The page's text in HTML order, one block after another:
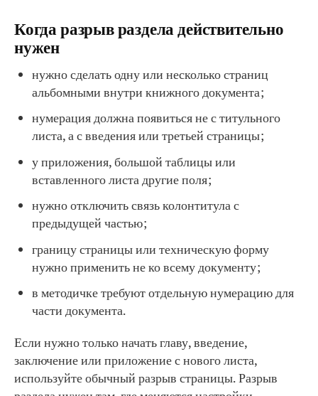
Когда разрыв раздела действительно
нужен
нужно сделать одну или несколько страниц
альбомными внутри книжного документа;
нумерация должна появиться не с титульного
листа, а с введения или третьей страницы;
у приложения, большой таблицы или
вставленного листа другие поля;
нужно отключить связь колонтитула с
предыдущей частью;
границу страницы или техническую форму
нужно применить не ко всему документу;
в методичке требуют отдельную нумерацию для
части документа.
Если нужно только начать главу, введение,
заключение или приложение с нового листа,
используйте обычный разрыв страницы. Разрыв